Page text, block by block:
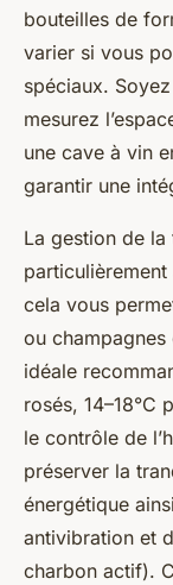
bouteilles de
varier si vous
spéciaux.
mesurez
une cave à vin
garantir une
La gestion de la
cela vous
ou champagnes
idéale
rosés, 14–18°C
le contrôle de
préserver la
énergétique
antivibration et
charbon actif).